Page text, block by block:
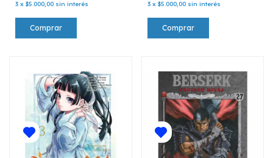
3 x $5.000,00 sin interés 3 x $5.000,00 sin interés